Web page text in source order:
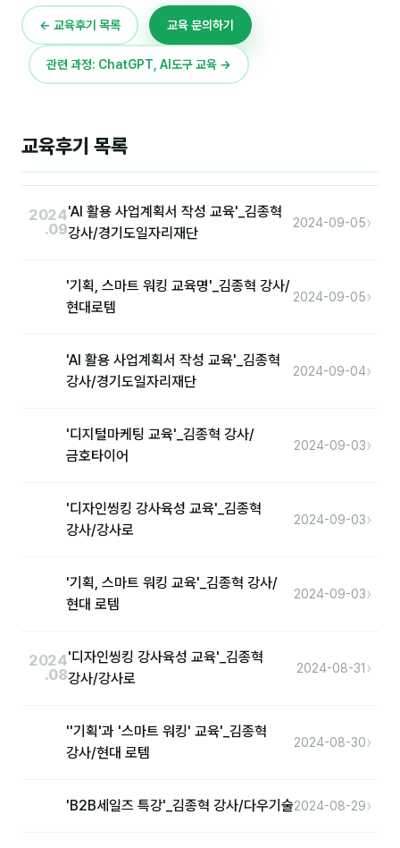
← 교육후기 목록 교육 문의하기
관련 과정: ChatGPT, AI도구 교육 →
교육후기 목록
2024
.09
'AI 활용 사업계획서 작성 교육'_김종혁
강사/경기도일자리재단
2024-09-05›
'기획, 스마트 워킹 교육명'_김종혁 강사/
현대로템
2024-09-05›
'AI 활용 사업계획서 작성 교육'_김종혁
강사/경기도일자리재단
2024-09-04›
'디지털마케팅 교육'_김종혁 강사/
금호타이어
2024-09-03›
'디자인씽킹 강사육성 교육'_김종혁
강사/강사로
2024-09-03›
'기획, 스마트 워킹 교육'_김종혁 강사/
현대 로템
2024-09-03›
2024
.08
'디자인씽킹 강사육성 교육'_김종혁
강사/강사로
2024-08-31 ›
''기획'과 '스마트 워킹' 교육'_김종혁
강사/현대 로템
2024-08-30›
'B2B세일즈 특강'_김종혁 강사/다우기술2024-08-29›